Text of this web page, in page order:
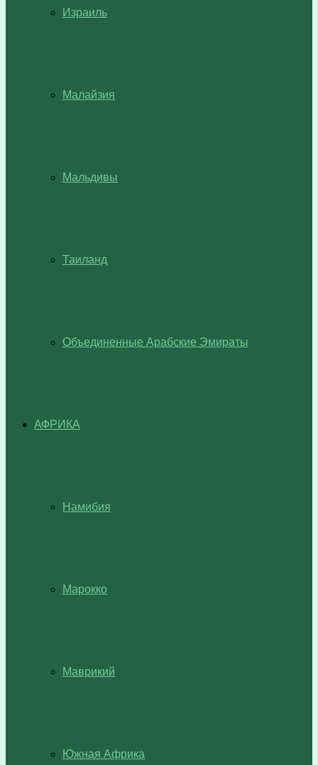
Израиль
Малайзия
Мальдивы
Таиланд
Объединенные Арабские Эмираты
АФРИКА
Намибия
Марокко
Маврикий
Южная Африка